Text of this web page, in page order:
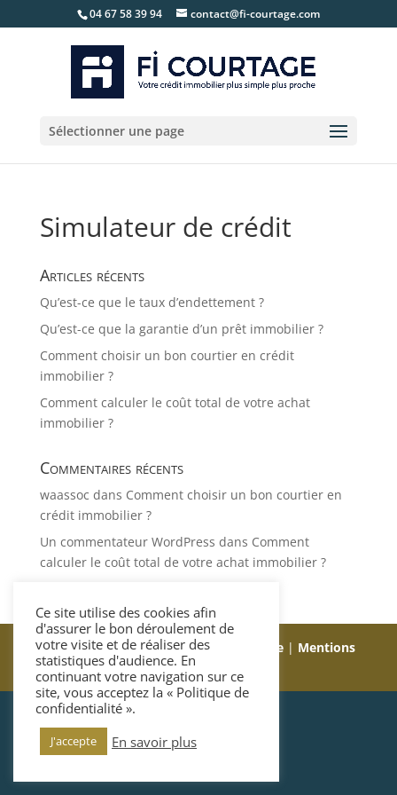
04 67 58 39 94 contact@fi-courtage.com
Sélectionner une page
Simulateur de crédit
Articles récents
Qu’est-ce que le taux d’endettement ?
Qu’est-ce que la garantie d’un prêt immobilier ?
Comment choisir un bon courtier en crédit
immobilier ?
Comment calculer le coût total de votre achat
immobilier ?
Commentaires récents
waassoc dans Comment choisir un bon courtier en
crédit immobilier ?
Un commentateur WordPress dans Comment
calculer le coût total de votre achat immobilier ?
© FI Courtage 2021 | Création : Too Cute| Mentions
légales-Politique de confidentialité
Ce site utilise des cookies afin
d'assurer le bon déroulement de
votre visite et de réaliser des
statistiques d'audience. En
continuant votre navigation sur ce
site, vous acceptez la « Politique de
confidentialité ».
J'accepte En savoir plus